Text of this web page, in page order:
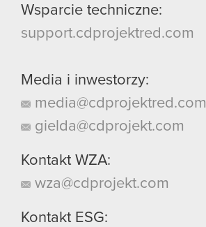
Wsparcie techniczne:
support.cdprojektred.com
Media i inwestorzy:
media@cdprojektred.com
gielda@cdprojekt.com
Kontakt WZA:
wza@cdprojekt.com
Kontakt ESG: